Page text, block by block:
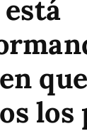
que
los